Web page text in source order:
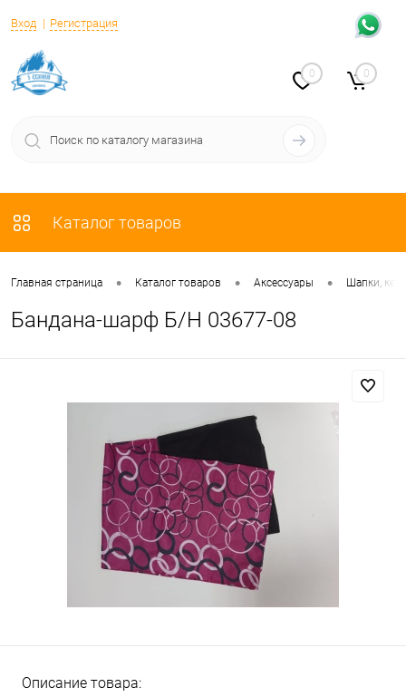
Вход Регистрация
0 0
Каталог товаров
Главная страница • Каталог товаров • Аксессуары • Шапки,
Бандана-шарф Б/Н 03677-08
Описание товара: